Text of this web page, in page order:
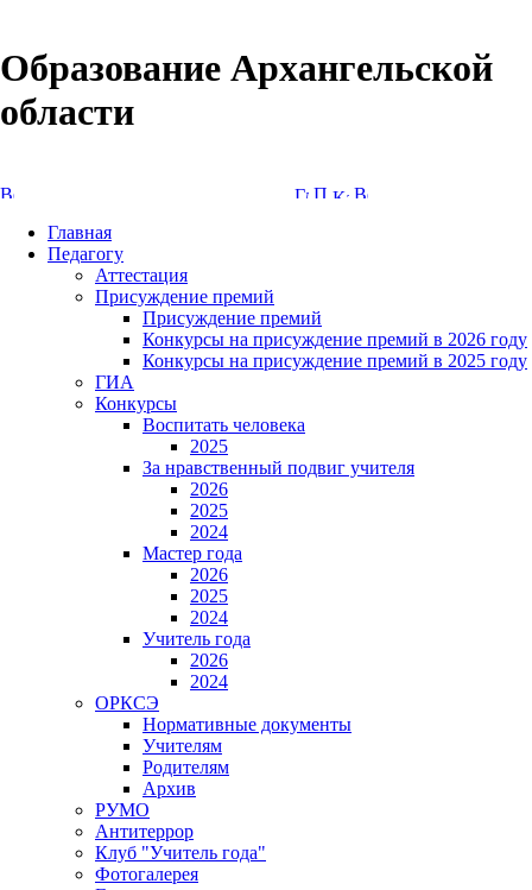
Образование Архангельской
области
Главная
Педагогу
Аттестация
Присуждение премий
Присуждение премий
Конкурсы на присуждение премий в 2026 году
Конкурсы на присуждение премий в 2025 году
ГИА
Конкурсы
Воспитать человека
2025
За нравственный подвиг учителя
2026
2025
2024
Мастер года
2026
2025
2024
Учитель года
2026
2024
ОРКСЭ
Нормативные документы
Учителям
Родителям
Архив
РУМО
Антитеррор
Клуб "Учитель года"
Фотогалерея